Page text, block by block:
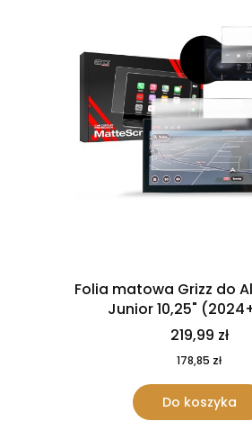
Folia matowa Grizz do
Junior 10,25"
219,99 zł
178,85 zł
Do koszyka